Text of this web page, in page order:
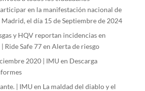
en la manifestación nacional de
el día 15 de Septiembre de 2024
y HQV reportan incidencias en
Ride Safe 77en Alerta de riesgo
2020 | IMU en Descarga
| IMU en La maldad del diablo y el